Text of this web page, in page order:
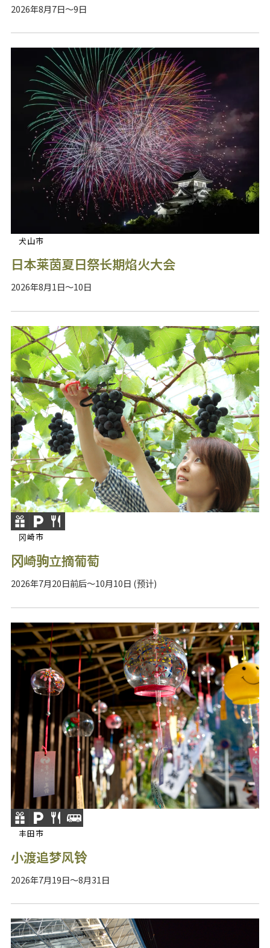
2026年8月7日～9日
犬山市
日本莱茵夏日祭长期焰火大会
2026年8月1日～10日
冈崎市
冈崎驹立摘葡萄
2026年7月20日前后～10月10日 (预计)
丰田市
小渡追梦风铃
2026年7月19日～8月31日